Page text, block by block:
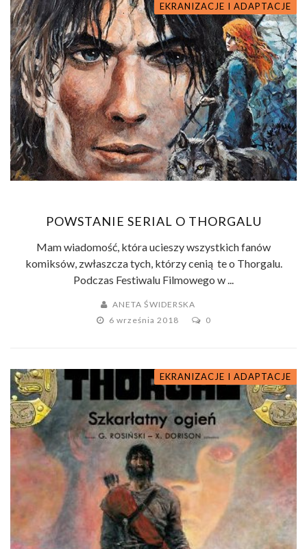
EKRANIZACJE I ADAPTACJE
POWSTANIE SERIAL O THORGALU
Mam wiadomość, która ucieszy wszystkich fanów
komiksów, zwłaszcza tych, którzy cenią te o Thorgalu.
Podczas Festiwalu Filmowego w ...
ANETA ŚWIDERSKA
6 września 2018
0
EKRANIZACJE I ADAPTACJE